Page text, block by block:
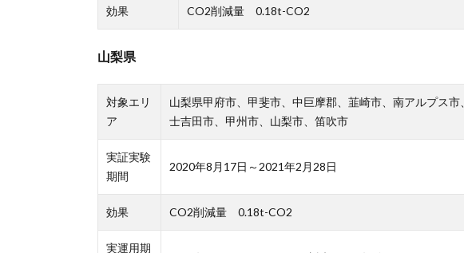
効果 CO2削減量 0.18t-CO2
山梨県
対象エリ
ア
山梨県甲府市、甲斐市、中巨摩郡、韮崎市、南アルプス
士吉田市、甲州市、山梨市、笛吹市
実証実験
期間
2020年8月17日～2021年2月28日
効果 CO2削減量 0.18t-CO2
実運用期